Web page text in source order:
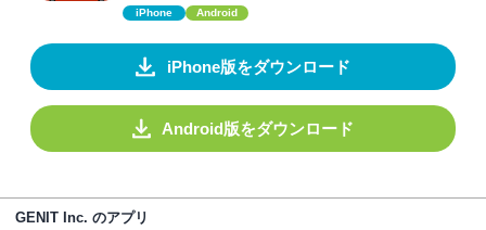
iPhone Android
iPhone版をダウンロード
Android版をダウンロード
GENIT Inc. のアプリ